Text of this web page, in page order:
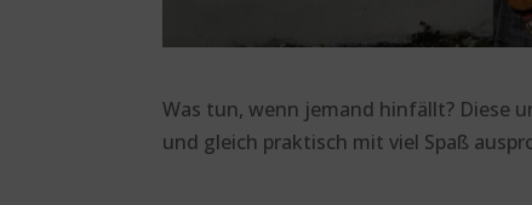
Was tun, wenn jemand hinfällt? Diese
und gleich praktisch mit viel Spaß